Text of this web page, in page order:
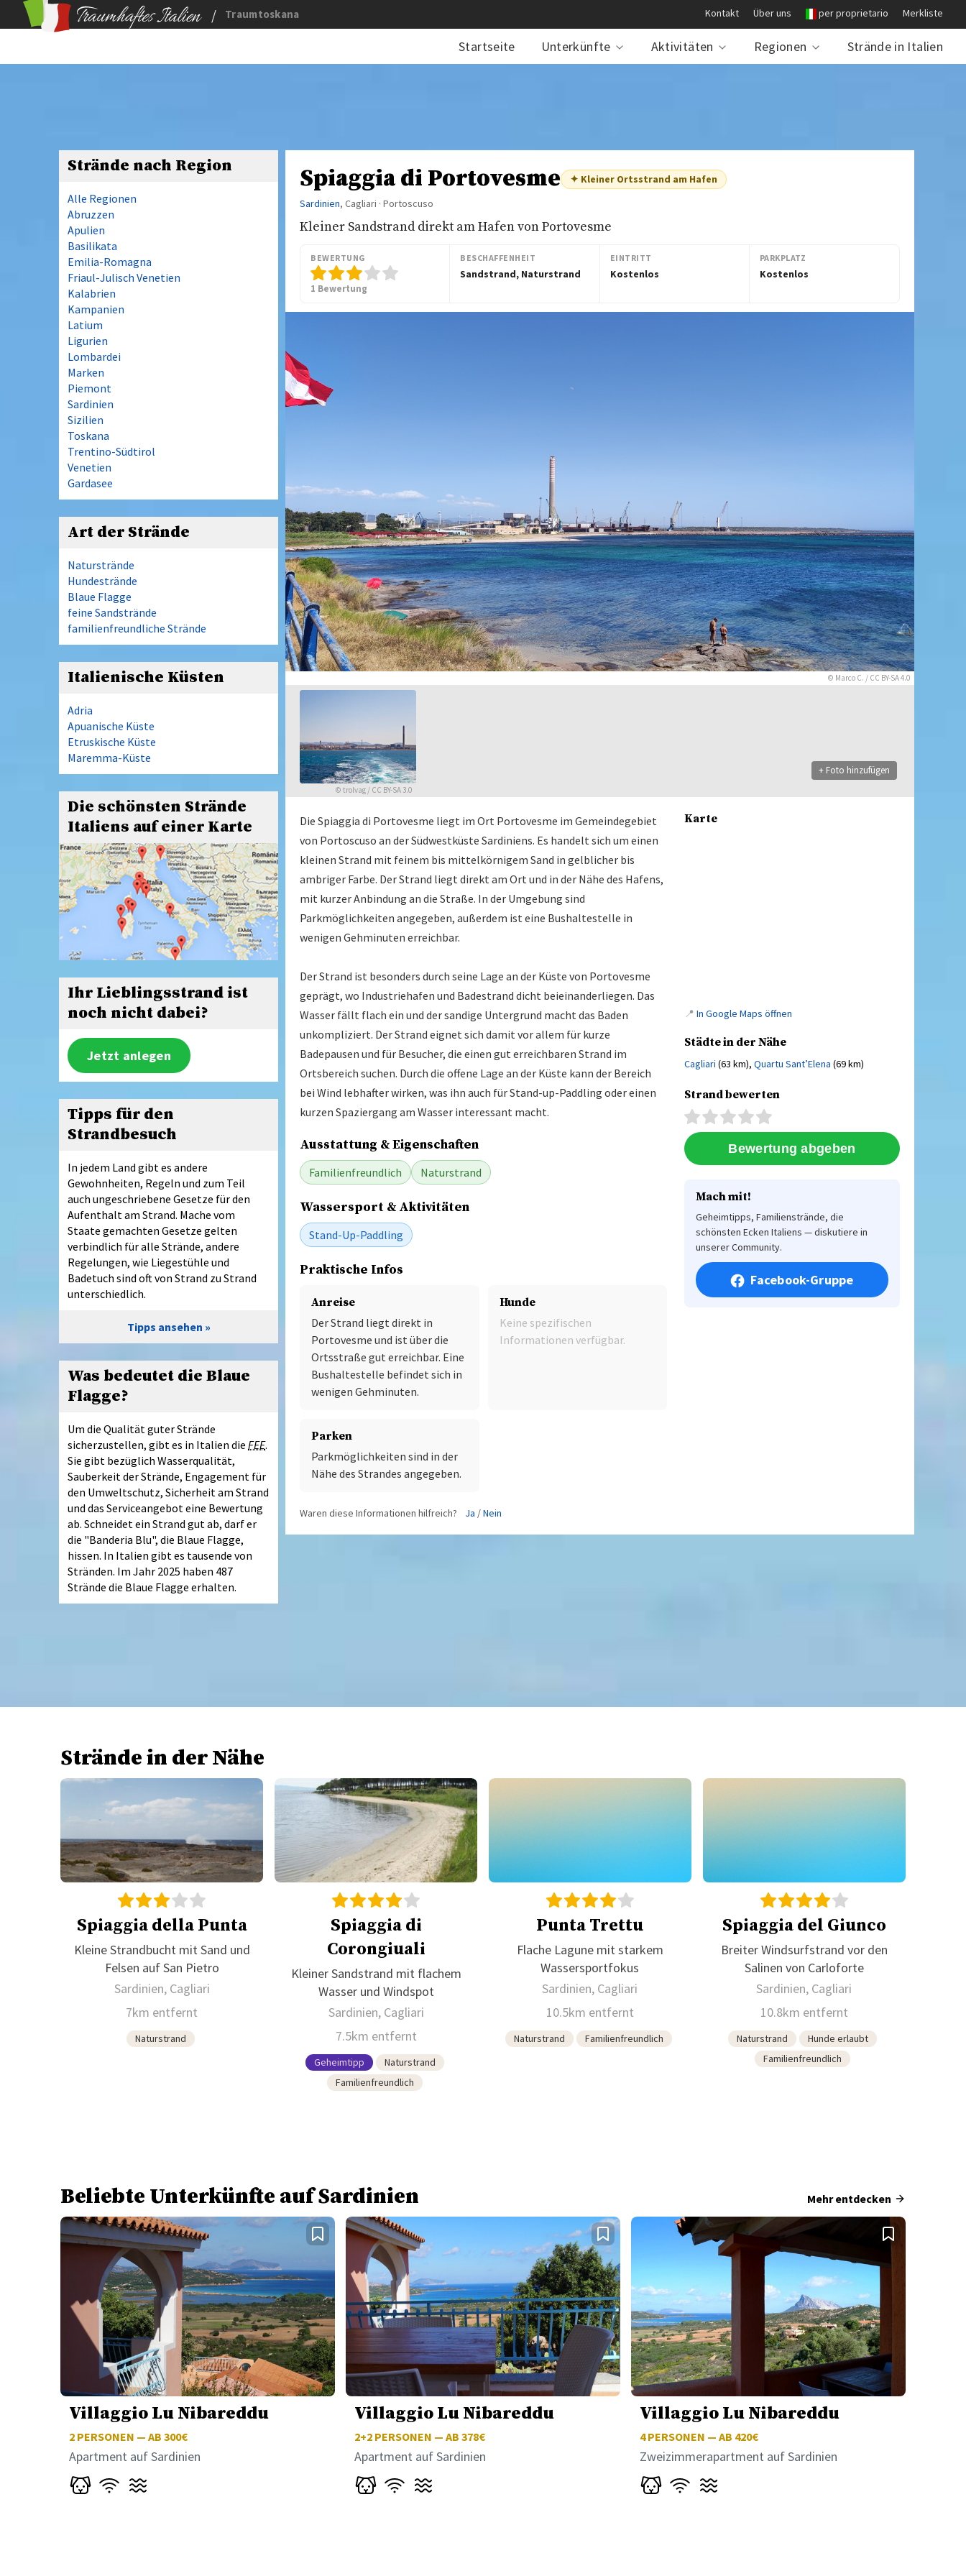
/ Traumtoskana Kontakt Über uns per proprietario Merkliste
Startseite Unterkünfte Aktivitäten Regionen Strände in Italien
Spiaggia di Portovesme
✦ Kleiner Ortsstrand am Hafen
Sardinien, Cagliari · Portoscuso
Kleiner Sandstrand direkt am Hafen von Portovesme
BEWERTUNG
1 Bewertung
BESCHAFFENHEIT
Sandstrand, Naturstrand
EINTRITT
Kostenlos
PARKPLATZ
Kostenlos
© Marco C. / CC BY-SA 4.0
©trolvag / CC BY-SA 3.0
+ Foto hinzufügen
Die Spiaggia di Portovesme liegt im Ort Portovesme im Gemeindegebiet
von Portoscuso an der Südwestküste Sardiniens. Es handelt sich um einen
kleinen Strand mit feinem bis mittelkörnigem Sand in gelblicher bis
ambriger Farbe. Der Strand liegt direkt am Ort und in der Nähe des Hafens,
mit kurzer Anbindung an die Straße. In der Umgebung sind
Parkmöglichkeiten angegeben, außerdem ist eine Bushaltestelle in
wenigen Gehminuten erreichbar.
Der Strand ist besonders durch seine Lage an der Küste von Portovesme
geprägt, wo Industriehafen und Badestrand dicht beieinanderliegen. Das
Wasser fällt flach ein und der sandige Untergrund macht das Baden
unkompliziert. Der Strand eignet sich damit vor allem für kurze
Badepausen und für Besucher, die einen gut erreichbaren Strand im
Ortsbereich suchen. Durch die offene Lage an der Küste kann der Bereich
bei Wind lebhafter wirken, was ihn auch für Stand-up-Paddling oder einen
kurzen Spaziergang am Wasser interessant macht.
Ausstattung & Eigenschaften
Familienfreundlich Naturstrand
Wassersport & Aktivitäten
Stand-Up-Paddling
Praktische Infos
Anreise
Der Strand liegt direkt in
Portovesme und ist über die
Ortsstraße gut erreichbar. Eine
Bushaltestelle befindet sich in
wenigen Gehminuten.
Hunde
Keine spezifischen
Informationen verfügbar.
Parken
Parkmöglichkeiten sind in der
Nähe des Strandes angegeben.
Waren diese Informationen hilfreich? Ja /Nein
Karte
📍 In Google Maps öffnen
Städte in der Nähe
Cagliari (63 km), Quartu Sant’Elena (69 km)
Strand bewerten
Mach mit!
Geheimtipps, Familienstrände, die
schönsten Ecken Italiens — diskutiere in
unserer Community.
Facebook-Gruppe
Strände nach Region
Alle Regionen
Abruzzen
Apulien
Basilikata
Emilia-Romagna
Friaul-Julisch Venetien
Kalabrien
Kampanien
Latium
Ligurien
Lombardei
Marken
Piemont
Sardinien
Sizilien
Toskana
Trentino-Südtirol
Venetien
Gardasee
Art der Strände
Naturstrände
Hundestrände
Blaue Flagge
feine Sandstrände
familienfreundliche Strände
Italienische Küsten
Adria
Apuanische Küste
Etruskische Küste
Maremma-Küste
Die schönsten Strände
Italiens auf einer Karte
Ihr Lieblingsstrand ist
noch nicht dabei?
Jetzt anlegen
Tipps für den
Strandbesuch
In jedem Land gibt es andere
Gewohnheiten, Regeln und zum Teil
auch ungeschriebene Gesetze für den
Aufenthalt am Strand. Mache vom
Staate gemachten Gesetze gelten
verbindlich für alle Strände, andere
Regelungen, wie Liegestühle und
Badetuch sind oft von Strand zu Strand
unterschiedlich.
Tipps ansehen
Was bedeutet die Blaue
Flagge?
Um die Qualität guter Strände
sicherzustellen, gibt es in Italien die FEE.
Sie gibt bezüglich Wasserqualität,
Sauberkeit der Strände, Engagement für
den Umweltschutz, Sicherheit am Strand
und das Serviceangebot eine Bewertung
ab. Schneidet ein Strand gut ab, darf er
die "Banderia Blu", die Blaue Flagge,
hissen. In Italien gibt es tausende von
Stränden. Im Jahr 2025 haben 487
Strände die Blaue Flagge erhalten.
Strände in der Nähe
Spiaggia della Punta
Kleine Strandbucht mit Sand und
Felsen auf San Pietro
Sardinien, Cagliari
7km entfernt
Naturstrand
Spiaggia di
Corongiuali
Kleiner Sandstrand mit flachem
Wasser und Windspot
Sardinien, Cagliari
7.5km entfernt
Geheimtipp
Naturstrand
Familienfreundlich
Punta Trettu
Flache Lagune mit starkem
Wassersportfokus
Sardinien, Cagliari
10.5km entfernt
Naturstrand Familienfreundlich
Spiaggia del Giunco
Breiter Windsurfstrand vor den
Salinen von Carloforte
Sardinien, Cagliari
10.8km entfernt
Naturstrand
Hunde erlaubt
Familienfreundlich
Beliebte Unterkünfte auf Sardinien Mehr entdecken
Villaggio Lu Nibareddu
2 PERSONEN — AB 300€
Apartment auf Sardinien
Villaggio Lu Nibareddu
2+2PERSONEN — AB 378€
Apartment auf Sardinien
Villaggio Lu Nibareddu
4PERSONEN — AB 420€
Zweizimmerapartment auf Sardinien